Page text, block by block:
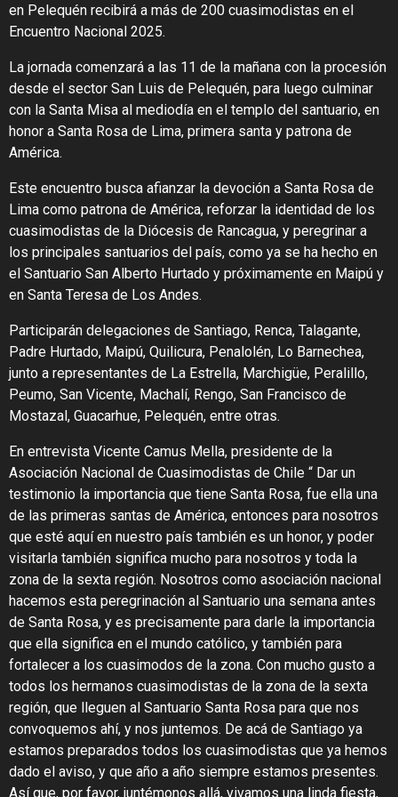
en Pelequén recibirá a más de 200 cuasimodistas en el
Encuentro Nacional 2025.
La jornada comenzará a las 11 de la mañana con la procesión
desde el sector San Luis de Pelequén, para luego culminar
con la Santa Misa al mediodía en el templo del santuario, en
honor a Santa Rosa de Lima, primera santa y patrona de
América.
Este encuentro busca afianzar la devoción a Santa Rosa de
Lima como patrona de América, reforzar la identidad de los
cuasimodistas de la Diócesis de Rancagua, y peregrinar a
los principales santuarios del país, como ya se ha hecho en
el Santuario San Alberto Hurtado y próximamente en Maipú y
en Santa Teresa de Los Andes.
Participarán delegaciones de Santiago, Renca, Talagante,
Padre Hurtado, Maipú, Quilicura, Penalolén, Lo Barnechea,
junto a representantes de La Estrella, Marchigüe, Peralillo,
Peumo, San Vicente, Machalí, Rengo, San Francisco de
Mostazal, Guacarhue, Pelequén, entre otras.
En entrevista Vicente Camus Mella, presidente de la
Asociación Nacional de Cuasimodistas de Chile “ Dar un
testimonio la importancia que tiene Santa Rosa, fue ella una
de las primeras santas de América, entonces para nosotros
que esté aquí en nuestro país también es un honor, y poder
visitarla también significa mucho para nosotros y toda la
zona de la sexta región. Nosotros como asociación nacional
hacemos esta peregrinación al Santuario una semana antes
de Santa Rosa, y es precisamente para darle la importancia
que ella significa en el mundo católico, y también para
fortalecer a los cuasimodos de la zona. Con mucho gusto a
todos los hermanos cuasimodistas de la zona de la sexta
región, que lleguen al Santuario Santa Rosa para que nos
convoquemos ahí, y nos juntemos. De acá de Santiago ya
estamos preparados todos los cuasimodistas que ya hemos
dado el aviso, y que año a año siempre estamos presentes.
Así que, por favor, juntémonos allá, vivamos una linda fiesta,